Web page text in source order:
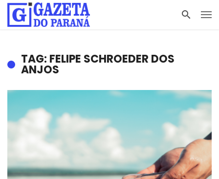
TAG: FELIPE SCHROEDER DOS
ANJOS